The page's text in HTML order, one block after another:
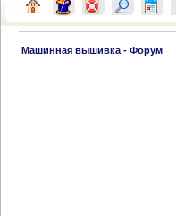
Машинная вышивка - Форум